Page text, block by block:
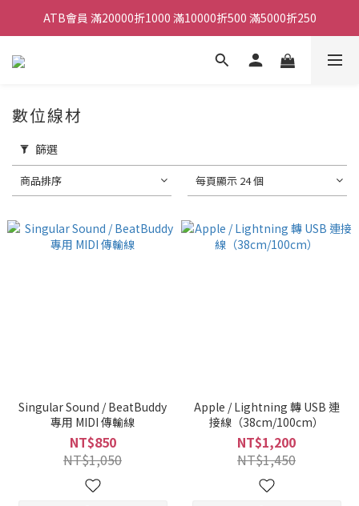
ATB會員 滿20000折1000 滿10000折500 滿5000折250
ATB會員 滿20000折1000 滿10000折500 滿5000折250
全館滿490元免運
ATB會員 滿20000折1000 滿10000折500 滿5000折250
數位線材
篩選
商品排序 每頁顯示 24 個
Singular Sound / BeatBuddy
專用 MIDI 傳輸線
NT$850
NT$1,050
Apple / Lightning 轉 USB 連
接線（38cm/100cm）
NT$1,200
NT$1,450